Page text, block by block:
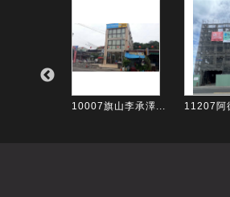
10007旗山李承澤... 11207阿